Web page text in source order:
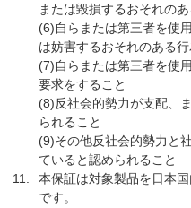
または毀損するおそれの
(6)自らまたは第三者を使
は妨害するおそれのある
(7)自らまたは第三者を使
要求をすること
(8)反社会的勢力が支配、
られること
(9)その他反社会的勢力と
ていると認められること
本保証は対象製品を日本
です。